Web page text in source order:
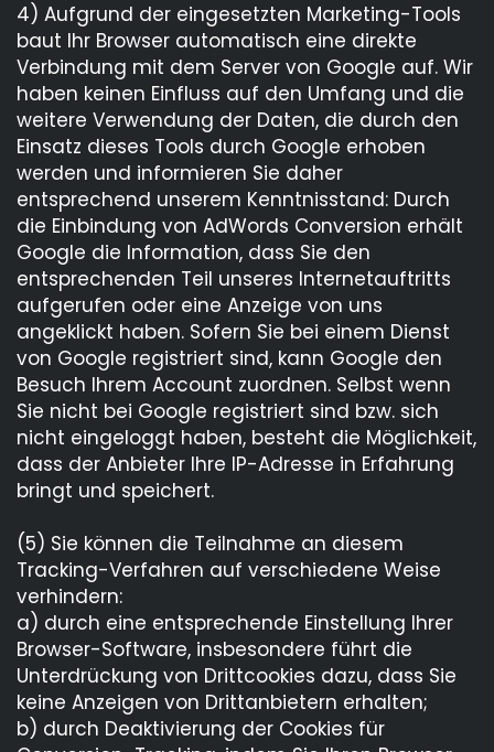
4) Aufgrund der eingesetzten Marketing-Tools
baut Ihr Browser automatisch eine direkte
Verbindung mit dem Server von Google auf. Wir
haben keinen Einfluss auf den Umfang und die
weitere Verwendung der Daten, die durch den
Einsatz dieses Tools durch Google erhoben
werden und informieren Sie daher
entsprechend unserem Kenntnisstand: Durch
die Einbindung von AdWords Conversion erhält
Google die Information, dass Sie den
entsprechenden Teil unseres Internetauftritts
aufgerufen oder eine Anzeige von uns
angeklickt haben. Sofern Sie bei einem Dienst
von Google registriert sind, kann Google den
Besuch Ihrem Account zuordnen. Selbst wenn
Sie nicht bei Google registriert sind bzw. sich
nicht eingeloggt haben, besteht die Möglichkeit,
dass der Anbieter Ihre IP-Adresse in Erfahrung
bringt und speichert.
(5) Sie können die Teilnahme an diesem
Tracking-Verfahren auf verschiedene Weise
verhindern:
a) durch eine entsprechende Einstellung Ihrer
Browser-Software, insbesondere führt die
Unterdrückung von Drittcookies dazu, dass Sie
keine Anzeigen von Drittanbietern erhalten;
b) durch Deaktivierung der Cookies für